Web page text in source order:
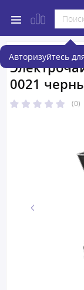
Авторизуйтесь
0021
(0)